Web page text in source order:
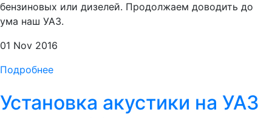
бензиновых или дизелей. Продолжаем доводить до
ума наш УАЗ.
01 Nov 2016
Подробнее
Установка акустики на УАЗ